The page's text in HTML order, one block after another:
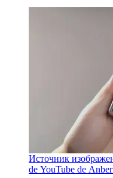
Источник
de YouTube de